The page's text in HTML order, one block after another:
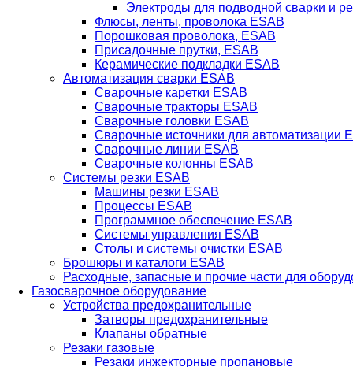
Электроды для подводной сварки и
Флюсы, ленты, проволока ESAB
Порошковая проволока, ESAB
Присадочные прутки, ESAB
Керамические подкладки ESAB
Автоматизация сварки ESAB
Сварочные каретки ESAB
Сварочные тракторы ESAB
Сварочные головки ESAB
Сварочные источники для автоматизации
Сварочные линии ESAB
Сварочные колонны ESAB
Системы резки ESAB
Машины резки ESAB
Процессы ESAB
Программное обеспечение ESAB
Системы управления ESAB
Столы и системы очистки ESAB
Брошюры и каталоги ESAB
Расходные, запасные и прочие части для
Газосварочное оборудование
Устройства предохранительные
Затворы предохранительные
Клапаны обратные
Резаки газовые
Резаки инжекторные пропановые